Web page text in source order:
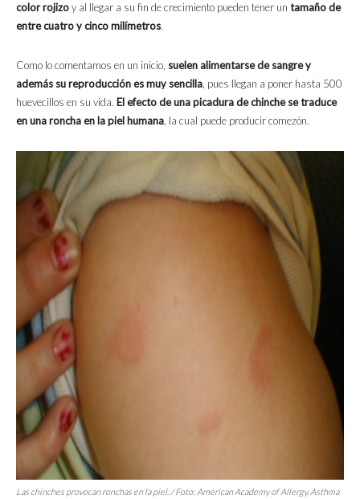
color rojizoy al llegar a su fin de crecimiento pueden tener un tamaño de
entre cuatro y cinco milímetros.
Como lo comentamos en un inicio, suelen alimentarse de sangre y
además su reproducción es muy sencilla, pues llegan a poner hasta 500
huevecillos en su vida. El efecto de una picadura de chinche se traduce
en una roncha en la piel humana, la cual puede producir comezón.
Las chinches provocan ronchas en la piel. / Foto: American Academy of Allergy, Asthma